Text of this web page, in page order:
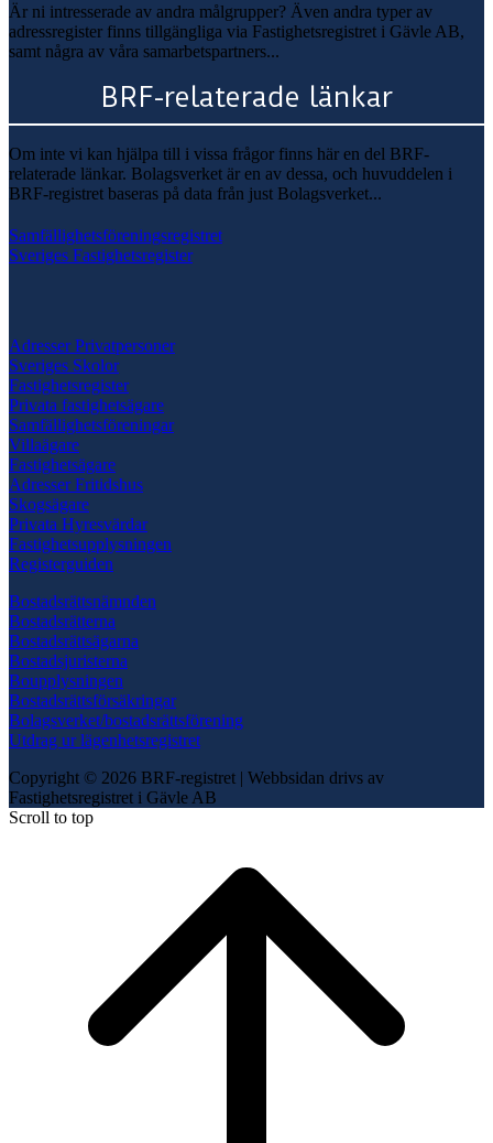
Är ni intresserade av andra målgrupper? Även andra typer av
adressregister finns tillgängliga via Fastighetsregistret i Gävle AB,
samt några av våra samarbetspartners...
BRF-relaterade länkar
Om inte vi kan hjälpa till i vissa frågor finns här en del BRF-
relaterade länkar. Bolagsverket är en av dessa, och huvuddelen i
BRF-registret baseras på data från just Bolagsverket...
Samfällighetsföreningsregistret
Sveriges Fastighetsregister
Adresser Privatpersoner
Sveriges Skolor
Fastighetsregister
Privata fastighetsägare
Samfällighetsföreningar
Villaägare
Fastighetsägare
Adresser Fritidshus
Skogsägare
Privata Hyresvärdar
Fastighetsupplysningen
Registerguiden
Bostadsrättsnämnden
Bostadsrätterna
Bostadsrättsägarna
Bostadsjuristerna
Boupplysningen
Bostadsrättsförsäkringar
Bolagsverket/bostadsrättsförening
Utdrag ur lägenhetsregistret
Copyright © 2026 BRF-registret | Webbsidan drivs av
Fastighetsregistret i Gävle AB
Scroll to top